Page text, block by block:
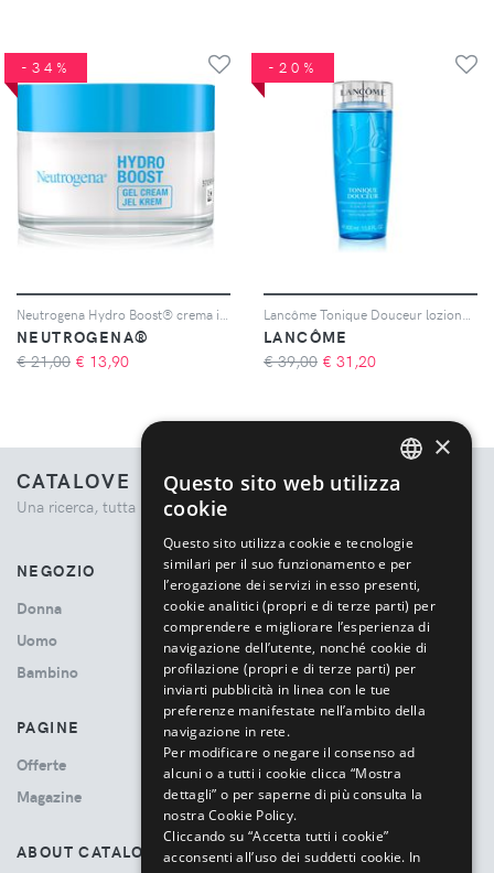
-34%
NEUTROGENA®
€ 21,00 € 13,90
-20%
LANCÔME
€ 39,00 € 31,20
CATALOVE
Una ricerca, tutta la moda.
NEGOZIO
Donna
Uomo
Bambino
PAGINE
Offerte
Magazine
ABOUT CATALOVE
×
Questo sito web utilizza
cookie
Questo sito utilizza cookie e tecnologie
similari per il suo funzionamento e per
l’erogazione dei servizi in esso presenti,
cookie analitici (propri e di terze parti) per
comprendere e migliorare l’esperienza di
navigazione dell’utente, nonché cookie di
profilazione (propri e di terze parti) per
inviarti pubblicità in linea con le tue
preferenze manifestate nell’ambito della
navigazione in rete.
Per modificare o negare il consenso ad
alcuni o a tutti i cookie clicca “Mostra
dettagli” o per saperne di più consulta la
nostra Cookie Policy.
Cliccando su “Accetta tutti i cookie”
acconsenti all’uso dei suddetti cookie. In